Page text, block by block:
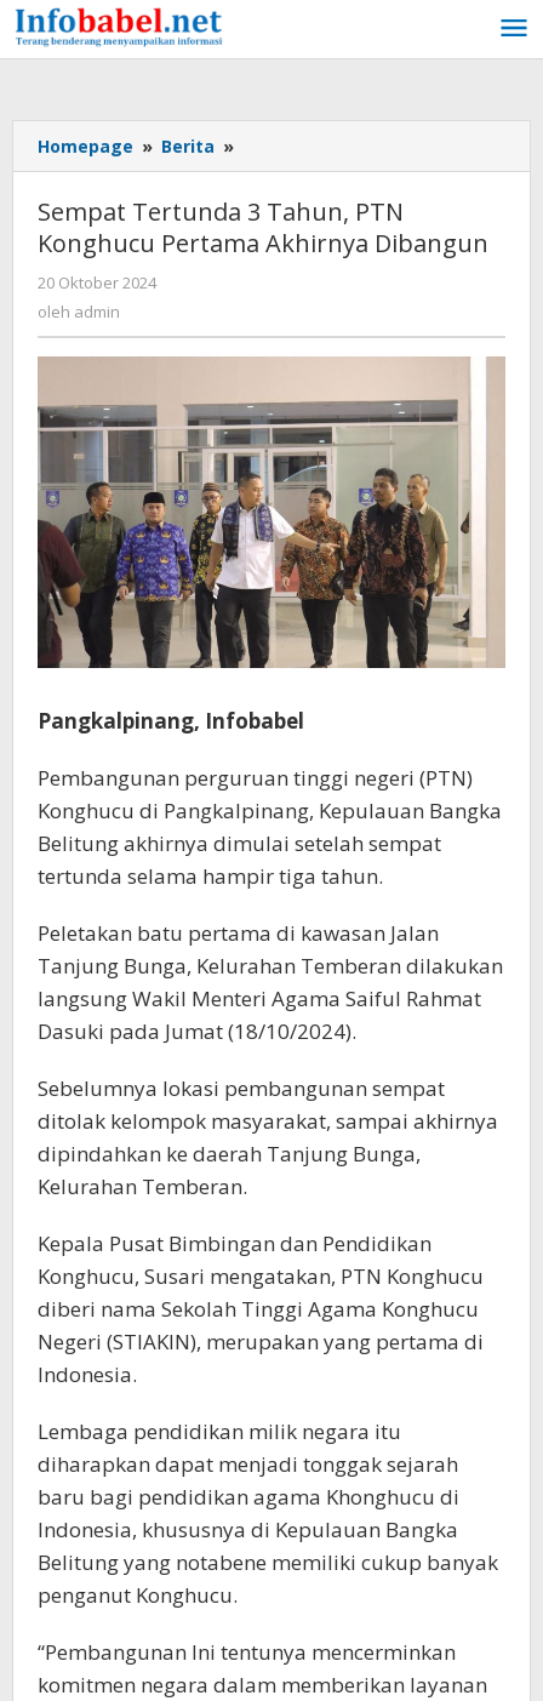
Lewati
ke
konten
Homepage » Berita »
Tertunda
Tahun,
PTN
Sempat Tertunda 3 Tahun, PTN
Konghucu Pertama Akhirnya Dibangun
20 Oktober 2024
oleh admin
Pangkalpinang, Infobabel
Pembangunan perguruan tinggi negeri (PTN)
Konghucu di Pangkalpinang, Kepulauan Bangka
Belitung akhirnya dimulai setelah sempat
tertunda selama hampir tiga tahun.
Peletakan batu pertama di kawasan Jalan
Tanjung Bunga, Kelurahan Temberan dilakukan
langsung Wakil Menteri Agama Saiful Rahmat
Dasuki pada Jumat (18/10/2024).
Sebelumnya lokasi pembangunan sempat
ditolak kelompok masyarakat, sampai akhirnya
dipindahkan ke daerah Tanjung Bunga,
Kelurahan Temberan.
Kepala Pusat Bimbingan dan Pendidikan
Konghucu, Susari mengatakan, PTN Konghucu
diberi nama Sekolah Tinggi Agama Konghucu
Negeri (STIAKIN), merupakan yang pertama di
Indonesia.
Lembaga pendidikan milik negara itu
diharapkan dapat menjadi tonggak sejarah
baru bagi pendidikan agama Khonghucu di
Indonesia, khususnya di Kepulauan Bangka
Belitung yang notabene memiliki cukup banyak
penganut Konghucu.
“Pembangunan Ini tentunya mencerminkan
komitmen negara dalam memberikan layanan